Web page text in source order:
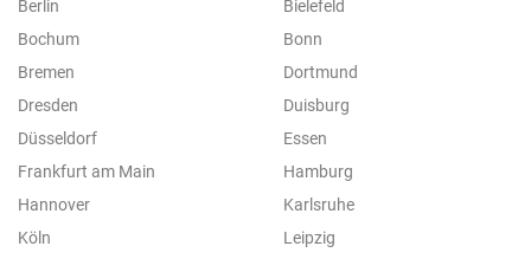
Berlin
Bielefeld
Bochum
Bonn
Bremen
Dortmund
Dresden
Duisburg
Düsseldorf
Essen
Frankfurt am Main
Hamburg
Hannover
Karlsruhe
Köln
Leipzig